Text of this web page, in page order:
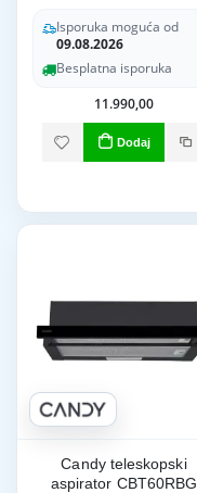
Isporuka moguća od
09.08.2026
Besplatna isporuka
11.990,00
Dodaj
Candy teleskopski
aspirator CBT60RBG